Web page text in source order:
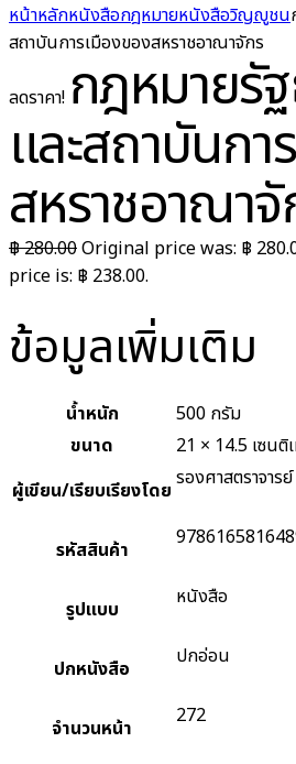
หน้าหลักหนังสือกฎหมายหนังสือวิญญูชน
สถาบันการเมืองของสหราชอาณาจักร
ลดราคา! กฎหมายรั
และสถาบันกา
สหราชอาณา
฿280.00Original price was: ฿
price is: ฿ 238.00.
ข้อมูลเพิ่มเติม
น้ำหนัก
500 กรัม
ขนาด
21 × 14.5 เซนติ
ผู้เขียน/เรียบเรียงโดย รองศาสตราจาร
รหัสสินค้า
รูปแบบ หนังสือ
ปกหนังสือ ปกอ่อน
จำนวนหน้า 272